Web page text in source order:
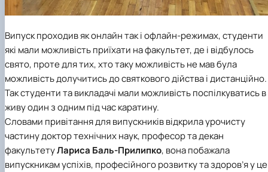
Випуск проходив як онлайн так і офлайн-режимах, студенти
які мали можливість приїхати на факультет, де і відбулось
свято, проте для тих, хто таку можливість не мав була
можливість долучитись до святкового дійства і дистанційно.
Так студенти та викладачі мали можливість поспілкуватись в
живу один з одним під час каратину.
Словами привітання для випускників відкрила урочисту
частину доктор технічних наук, професор та декан
факультетуЛариса Баль-Прилипко, вона побажала
випускникам успіхів, професійного розвитку та здоров’я у